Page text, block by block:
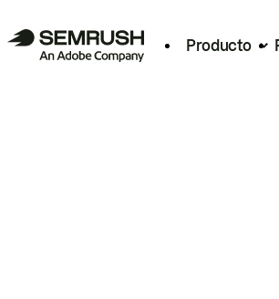
Producto